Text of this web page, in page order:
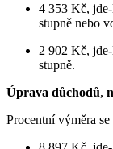
4 353 Kč,
stupně nebo
2 902 Kč,
stupně.
Úprava důchodů,
Procentní výměra